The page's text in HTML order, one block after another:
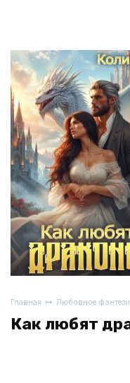
Главная Любовное фэнтези
Как любят